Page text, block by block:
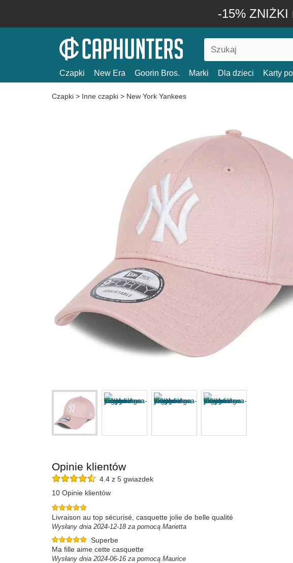
-15% ZNIŻKI
Czapki New Era Goorin Bros. Marki Dla dzieci Karty
Czapki > Inne czapki > New York Yankees
Opinie klientów
4.4 z 5 gwiazdek
10 Opinie klientów
Livraison au top sécurisé, casquette jolie de belle qualité
Wysłany dnia 2024-12-18 za pomocą Marietta
Superbe
Ma fille aime cette casquette
Wysłany dnia 2024-06-16 za pomocą Maurice